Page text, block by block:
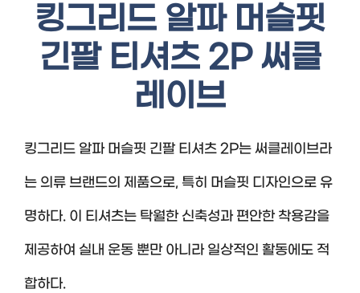
킹그리드 알파 머슬핏
긴팔 티셔츠 2P 써클
레이브
킹그리드 알파 머슬핏 긴팔 티셔츠 2P는 써클레이브라
는 의류 브랜드의 제품으로, 특히 머슬핏 디자인으로 유
명하다. 이 티셔츠는 탁월한 신축성과 편안한 착용감을
제공하여 실내 운동 뿐만 아니라 일상적인 활동에도 적
합하다.